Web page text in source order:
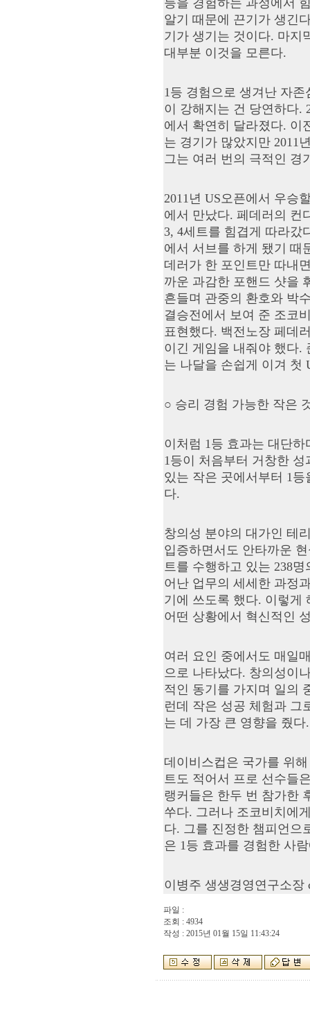
등을 경험하는 과정에서
알기 때문에 끈기가 생긴
기가 생기는 것이다. 마지
대부분 이것을 모른다.
1등 경험으로 생겨난 자
이 강해지는 건 당연하다.
에서 확연히 달라졌다. 이
는 경기가 많았지만 2011
그는 여러 번의 극적인 경
2011년 US오픈에서 우승
에서 만났다. 페데러의 컨
3, 4세트를 힘겹게 따라갔
에서 서브를 하게 됐기 때
데러가 한 포인트만 따내
까운 과감한 포핸드 샷을
흔들며 관중의 환호와 박
결승전에서 보여 준 조코
표현했다. 백전노장 페데
이긴 게임을 내줘야 했다.
는 나달을 손쉽게 이겨 첫
○ 승리 경험 가능한 작은
이처럼 1등 효과는 대단
1등이 처음부터 거창한
있는 작은 곳에서부터 1
다.
창의성 분야의 대가인 테
입증하면서도 안타까운
트를 수행하고 있는 238
어난 업무의 세세한 과정
기에 쓰도록 했다. 이렇게
어떤 상황에서 혁신적인
여러 요인 중에서도 매일
으로 나타났다. 창의성이
적인 동기를 가지며 일의
런데 작은 성공 체험과 그
는 데 가장 큰 영향을 줬
데이비스컵은 국가를 위
트도 적어서 프로 선수들
랭커들은 한두 번 참가한
쑤다. 그러나 조코비치에
다. 그를 진정한 챔피언으
은 1등 효과를 경험한 사
이병주 생생경영연구소장
파일 :
조회 : 4934
작성 : 2015년 01월 15일 11:43:24